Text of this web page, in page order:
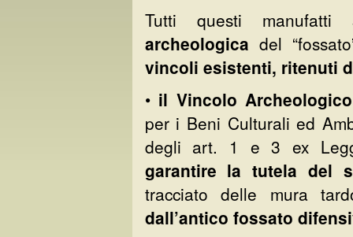
Tutti questi manufatti
archeologica del
vincoli esistenti, ritenuti
• il Vincolo Archeologico
per i Beni Culturali ed
degli art. 1 e 3 ex
garantire la tutela del
tracciato delle mura
dall’antico fossato